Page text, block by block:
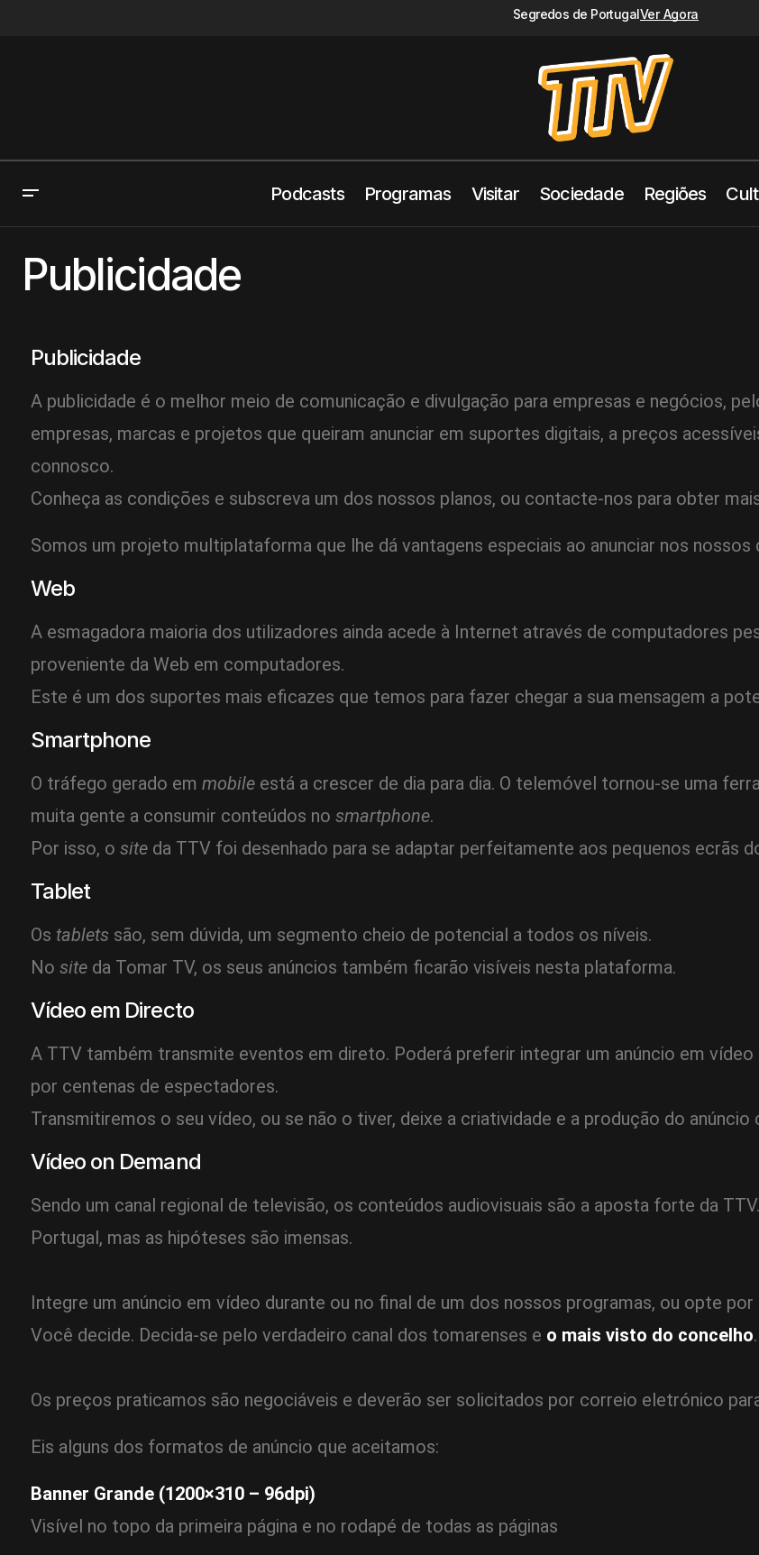
Segredos de PortugalVer Agora
Podcasts Programas Visitar Sociedade Regiões
Publicidade
Publicidade
A publicidade é o melhor meio de comunicação e divulgação para empresas e negócios,
empresas, marcas e projetos que queiram anunciar em suportes digitais, a preços
connosco.
Conheça as condições e subscreva um dos nossos planos, ou contacte-nos para obter
Somos um projeto multiplataforma que lhe dá vantagens especiais ao anunciar nos nossos
Web
A esmagadora maioria dos utilizadores ainda acede à Internet através de computadores
proveniente da Web em computadores.
Este é um dos suportes mais eficazes que temos para fazer chegar a sua mensagem a
Smartphone
O tráfego gerado em mobile está a crescer de dia para dia. O telemóvel tornou-se uma
muita gente a consumir conteúdos no smartphone.
Por isso, o site da TTV foi desenhado para se adaptar perfeitamente aos pequenos ecrãs
Tablet
Os tablets são, sem dúvida, um segmento cheio de potencial a todos os níveis.
No site da Tomar TV, os seus anúncios também ficarão visíveis nesta plataforma.
Vídeo em Directo
A TTV também transmite eventos em direto. Poderá preferir integrar um anúncio em
por centenas de espectadores.
Transmitiremos o seu vídeo, ou se não o tiver, deixe a criatividade e a produção do anúncio
Vídeo on Demand
Sendo um canal regional de televisão, os conteúdos audiovisuais são a aposta forte da
Portugal, mas as hipóteses são imensas.
Integre um anúncio em vídeo durante ou no final de um dos nossos programas, ou opte
Você decide. Decida-se pelo verdadeiro canal dos tomarenses e o mais visto do concelho.
Os preços praticamos são negociáveis e deverão ser solicitados por correio eletrónico
Eis alguns dos formatos de anúncio que aceitamos:
Banner Grande (1200×310 – 96dpi)
Visível no topo da primeira página e no rodapé de todas as páginas